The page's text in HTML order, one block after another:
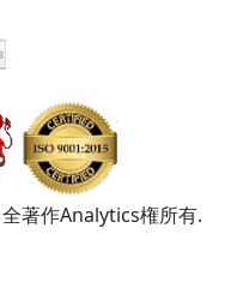
著作Analytics権所有.